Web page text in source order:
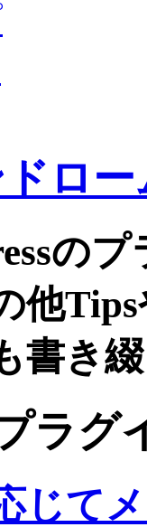
ロー
の
他
書き
ラグ
じて